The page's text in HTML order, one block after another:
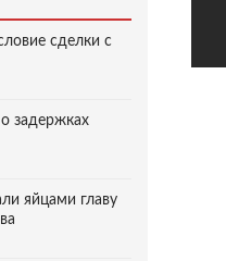
сделки с
задержках
яйцами главу